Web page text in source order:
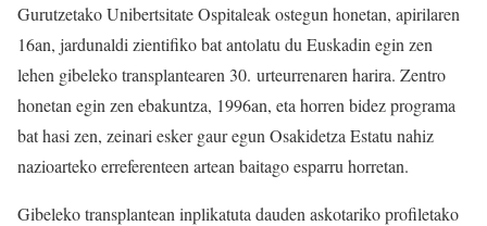
Gurutzetako Unibertsitate Ospitaleak ostegun honetan, apirilaren
16an, jardunaldi zientifiko bat antolatu du Euskadin egin zen
lehen gibeleko transplantearen 30. urteurrenaren harira. Zentro
honetan egin zen ebakuntza, 1996an, eta horren bidez programa
bat hasi zen, zeinari esker gaur egun Osakidetza Estatu nahiz
nazioarteko erreferenteen artean baitago esparru horretan.
Gibeleko transplantean inplikatuta dauden askotariko profiletako